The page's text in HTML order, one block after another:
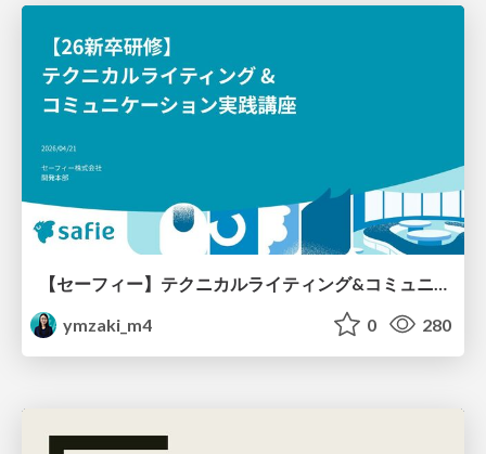
ymzaki_m4
0 280